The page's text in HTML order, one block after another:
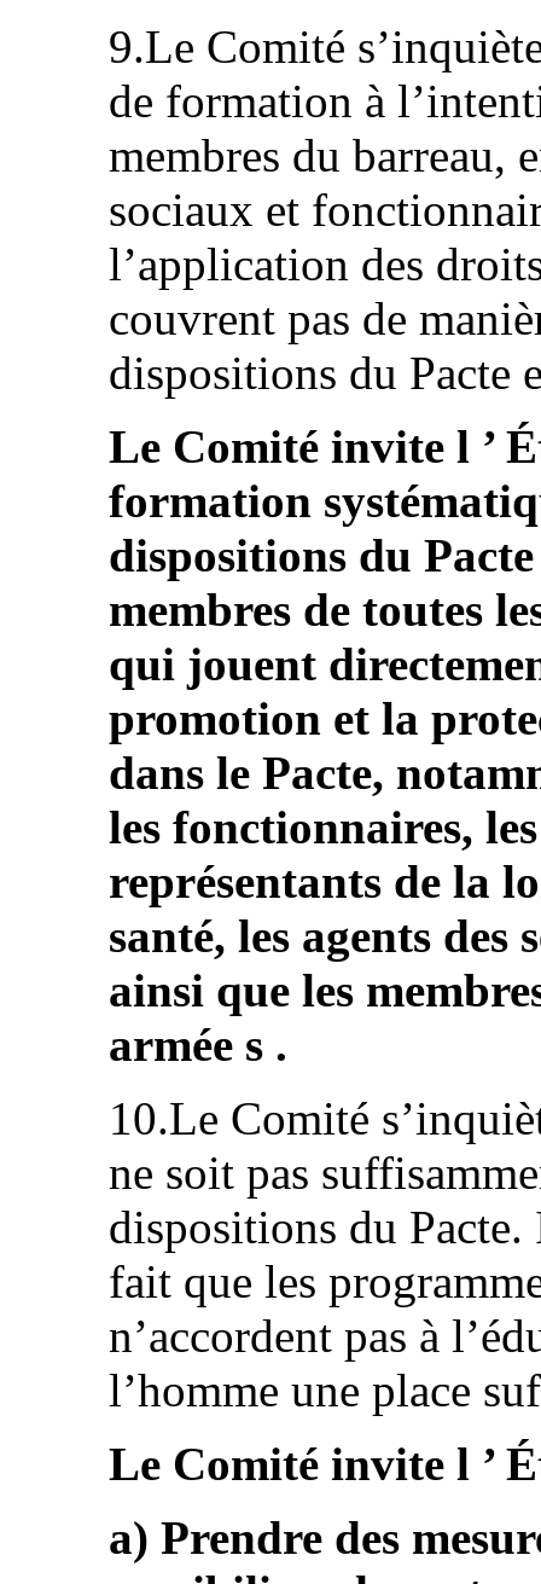
9.Le Comité
de formation à
membres du barreau,
sociaux et
l’application des
couvrent pas de
dispositions du Pacte
Le Comité invite l ’
formation
dispositions du
membres de toutes
qui jouent
promotion et la
dans le Pacte,
les fonctionnaires,
représentants de la
santé, les agents
ainsi que les
armée s .
10.Le Comité
ne soit pas
dispositions du Pacte.
fait que les
n’accordent pas à
l’homme une place
Le Comité invite l ’
a) Prendre des